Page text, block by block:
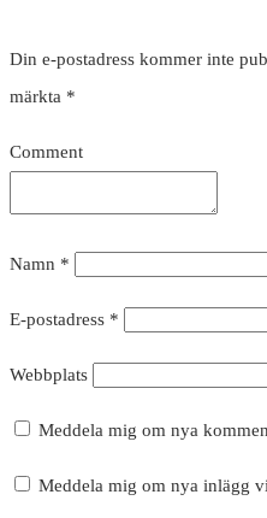
Din e-postadress kommer inte
märkta *
Comment
Namn *
E-postadress *
Webbplats
Meddela mig om nya
Meddela mig om nya inlägg